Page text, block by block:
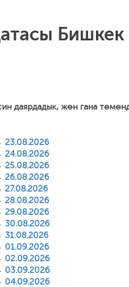
даярдадык, жөн гана
23.08.2026
24.08.2026
25.08.2026
26.08.2026
27.08.2026
28.08.2026
29.08.2026
30.08.2026
31.08.2026
01.09.2026
02.09.2026
03.09.2026
04.09.2026